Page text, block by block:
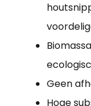
Geen
Hoge